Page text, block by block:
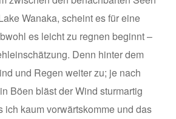
Wanaka, scheint es für eine
es leicht zu regnen beginnt –
Denn hinter dem
und Regen weiter zu; je nach
Böen bläst der Wind sturmartig
ich kaum vorwärtskomme und das